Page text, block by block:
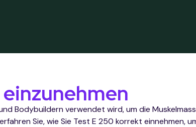
Bodybuildern verwendet wird, um die
Sie, wie Sie Test E 250 korrekt einnehmen,